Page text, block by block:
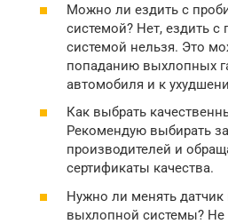
Можно ли ездить с
системой? Нет, ездить
системой нельзя. Это
попаданию выхлопных
автомобиля и к
Как выбрать
Рекомендую выбирать
производителей и
сертификаты качества.
Нужно ли менять
выхлопной системы? Не